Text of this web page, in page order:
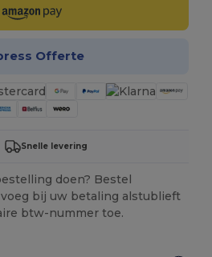
Offerte
Snelle levering
doen? Bestel
bij uw betaling alstublieft
btw-nummer toe.